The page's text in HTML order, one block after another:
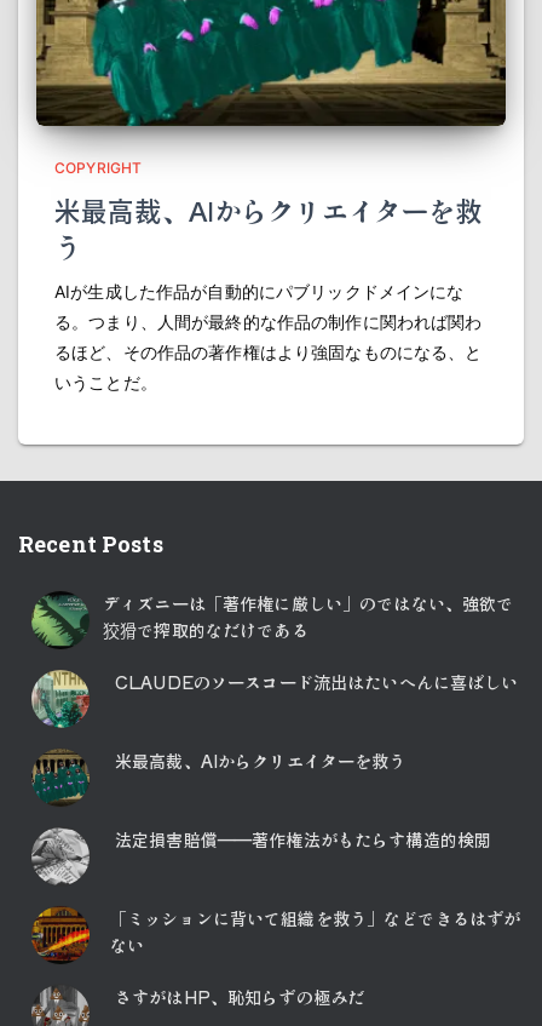
COPYRIGHT
米最高裁、AIからクリエイターを救
う
AIが生成した作品が自動的にパブリックドメインにな
る。つまり、人間が最終的な作品の制作に関われば関わ
るほど、その作品の著作権はより強固なものになる、と
いうことだ。
Recent Posts
ディズニーは「著作権に厳しい」のではない、強欲で
狡猾で搾取的なだけである
CLAUDEのソースコード流出はたいへんに喜ばしい
米最高裁、AIからクリエイターを救う
法定損害賠償――著作権法がもたらす構造的検閲
「ミッションに背いて組織を救う」などできるはずが
ない
さすがはHP、恥知らずの極みだ